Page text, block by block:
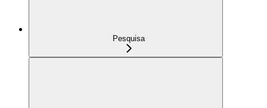
Pesquisa